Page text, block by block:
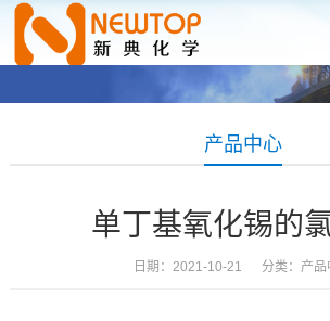
产品中心
单丁基氧化锡的
日期：2021-10-21 分类： 产品